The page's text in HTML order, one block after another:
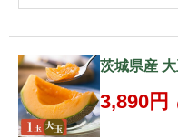
茨城県産
3,890円